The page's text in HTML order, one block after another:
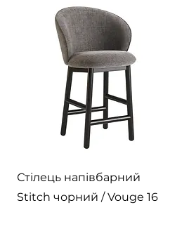
Швидкий перегляд
Стілець напівбарний
Stitch чорний / Vouge 16